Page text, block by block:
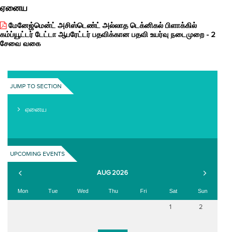
ஏனைய
மேனேஜ்மென்ட் அசிஸ்டெண்ட் அல்லாத டெக்னிகல் பிளாக்கில்
கம்ப்யூட்டர் டேட்டா ஆபரேட்டர் பதவிக்கான பதவி உயர்வு நடைமுறை - 2
சேவை வகை
JUMP TO SECTION
ஏனைய
UPCOMING EVENTS
AUG 2026
Mon Tue Wed Thu Fri Sat Sun
1 2